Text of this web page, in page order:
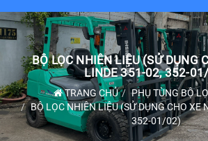
BỘ LỌC NHIÊN LIỆU (SỬ DỤNG
LINDE 351-02, 352-
TRANG CHỦ
PHỤ TÙNG BỘ
BỘ LỌC NHIÊN LIỆU (SỬ DỤNG CHO XE
352-01/02)